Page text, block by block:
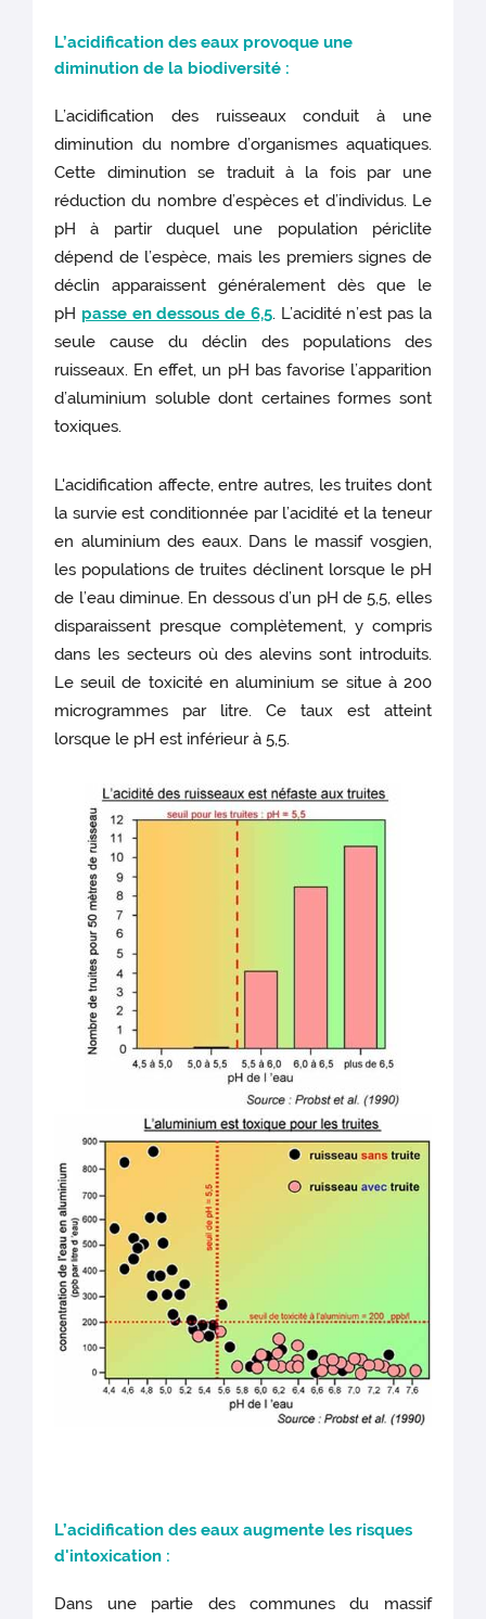
L’acidification des eaux provoque une
diminution de la biodiversité :
L’acidification des ruisseaux conduit à une
diminution du nombre d’organismes aquatiques.
Cette diminution se traduit à la fois par une
réduction du nombre d’espèces et d’individus. Le
pH à partir duquel une population périclite
dépend de l’espèce, mais les premiers signes de
déclin apparaissent généralement dès que le
pH passe en dessous de 6,5. L’acidité n’est pas la
seule cause du déclin des populations des
ruisseaux. En effet, un pH bas favorise l’apparition
d’aluminium soluble dont certaines formes sont
toxiques.
L'acidification affecte, entre autres, les truites dont
la survie est conditionnée par l’acidité et la teneur
en aluminium des eaux. Dans le massif vosgien,
les populations de truites déclinent lorsque le pH
de l’eau diminue. En dessous d’un pH de 5,5, elles
disparaissent presque complètement, y compris
dans les secteurs où des alevins sont introduits.
Le seuil de toxicité en aluminium se situe à 200
microgrammes par litre. Ce taux est atteint
lorsque le pH est inférieur à 5,5.
L’acidification des eaux augmente les risques
d'intoxication :
Dans une partie des communes du massif